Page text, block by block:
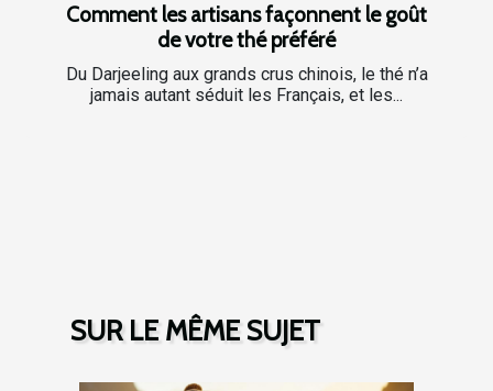
Comment les artisans façonnent le goût
de votre thé préféré
Du Darjeeling aux grands crus chinois, le thé n’a
jamais autant séduit les Français, et les...
SUR LE MÊME SUJET